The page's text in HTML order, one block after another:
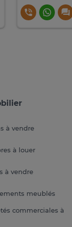
à vendre
à louer
à vendre
meublés
commerciales à